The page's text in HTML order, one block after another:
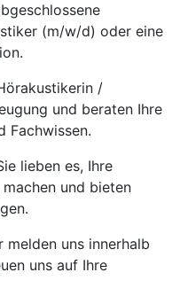
(m/w/d) oder eine
/
und beraten Ihre
Fachwissen.
lieben es, Ihre
und bieten
melden uns innerhalb
uns auf Ihre